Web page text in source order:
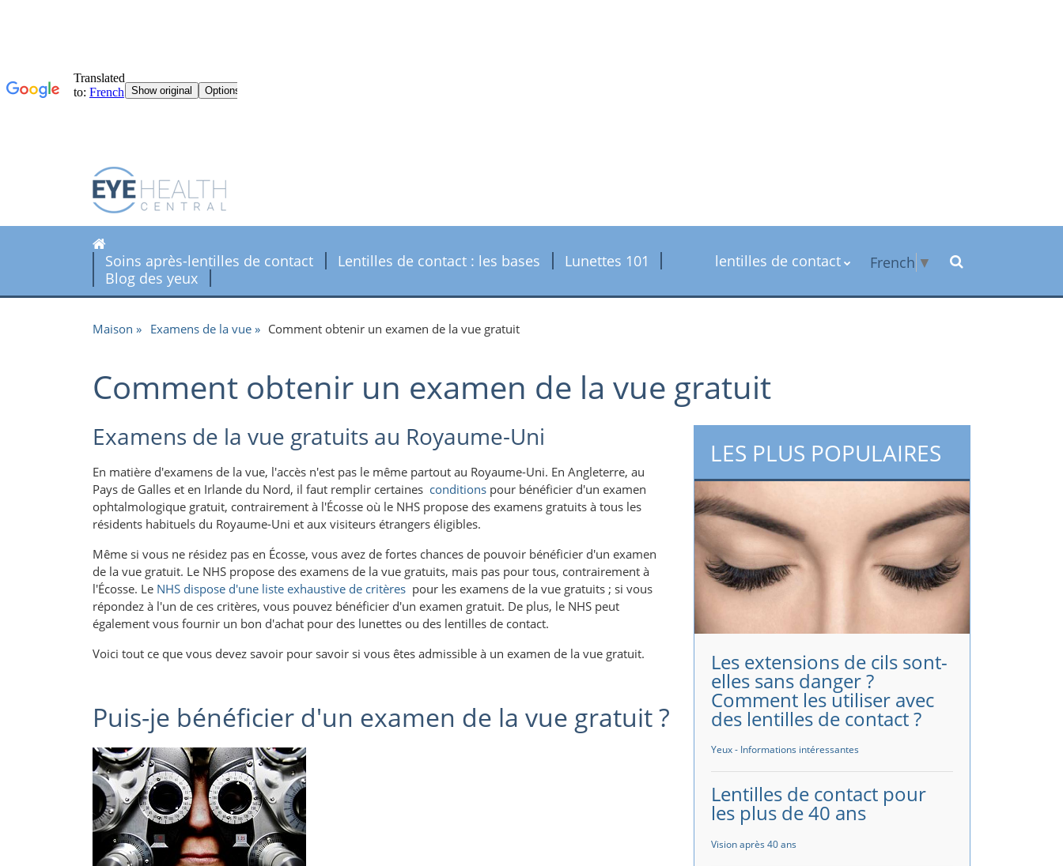
Soins après-lentilles de contact Lentilles de contact : les bases
Lunettes 101
Blog des yeux
lentilles de contact French ▼
Maison Examens de la vue Comment obtenir un examen de la vue gratuit
Comment obtenir un examen de la vue gratuit
Examens de la vue gratuits au Royaume-Uni
En matière d'examens de la vue, l'accès n'est pas le même partout au Royaume-Uni. En Angleterre, au
Pays de Galles et en Irlande du Nord, il faut remplir certaines conditions pour bénéficier d'un examen
ophtalmologique gratuit, contrairement à l'Écosse où le NHS propose des examens gratuits à tous les
résidents habituels du Royaume-Uni et aux visiteurs étrangers éligibles.
Même si vous ne résidez pas en Écosse, vous avez de fortes chances de pouvoir bénéficier d'un examen
de la vue gratuit. Le NHS propose des examens de la vue gratuits, mais pas pour tous, contrairement à
l'Écosse. Le NHS dispose d'une liste exhaustive de critères pour les examens de la vue gratuits ; si vous
répondez à l'un de ces critères, vous pouvez bénéficier d'un examen gratuit. De plus, le NHS peut
également vous fournir un bon d'achat pour des lunettes ou des lentilles de contact.
Voici tout ce que vous devez savoir pour savoir si vous êtes admissible à un examen de la vue gratuit.
Puis-je bénéficier d'un examen de la vue gratuit ?
LES PLUS POPULAIRES
Les extensions de cils sont-
elles sans danger ?
Comment les utiliser avec
des lentilles de contact ?
Yeux - Informations intéressantes
Lentilles de contact pour
les plus de 40 ans
Vision après 40 ans